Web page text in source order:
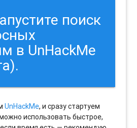
поиск
в UnHackMe
UnHackMe, и сразу стартуем
использовать быстрое,